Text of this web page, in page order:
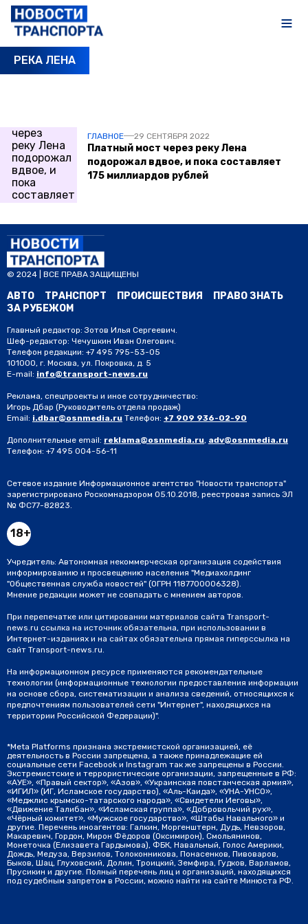
РЕКА ЛЕНА
ГЛАВНОЕ 29 СЕНТЯБРЯ 2022
Платный мост через реку Лена
подорожал вдвое, и пока составляет
175 миллиардов рублей
© 2024 | ВСЕ ПРАВА ЗАЩИЩЕНЫ
АВТО ТРАНСПОРТ ПРОИСШЕСТВИЯ
ПРАВО ЗНАТЬ
ЗА РУБЕЖОМ
Главный редактор: Зотов Илья Сергеевич.
Шеф-редактор: Чечушкин Иван Олегович.
Телефон редакции: +7 495 795-53-05
101000, г. Москва, ул. Покровка, д. 5
E-mail: info@transport-news.ru
Реклама, спецпроекты и иное сотрудничество:
Игорь Дбар (Руководитель отдела продаж)
Email: i.dbar@osnmedia.ru Телефон: +7 909 936-02-90
Дополнительные email: reklama@osnmedia.ru, adv@osnmedia.ru
Телефон: +7 495 004-56-11
Сетевое издание Информационное агентство "Новости транспорта"
зарегистрировано Роскомнадзором 05.10.2018, реестровая запись ЭЛ
№ ФС77-82823.
18+
Учредитель: Автономная некоммерческая организация содействия
информированию и просвещению населения "Медиахолдинг
"Общественная служба новостей" (ОГРН 1187700006328).
Мнение редакции может не совпадать с мнением авторов.
При перепечатке или цитировании материалов сайта Transport-
news.ru ссылка на источник обязательна, при использовании в
Интернет-изданиях и на сайтах обязательна прямая гиперссылка на
сайт Transport-news.ru.
На информационном ресурсе применяются рекомендательные
технологии (информационные технологии предоставления информации
на основе сбора, систематизации и анализа сведений, относящихся к
предпочтениям пользователей сети "Интернет", находящихся на
территории Российской Федерации)".
*Meta Platforms признана экстремистской организацией, её
деятельность в России запрещена, а также принадлежащие ей
социальные сети Facebook и Instagram так же запрещены в России.
Экстремистские и террористические организации, запрещенные в РФ:
«АУЕ», «Правый сектор», «Азов», «Украинская повстанческая армия»,
«ИГИЛ» (ИГ, Исламское государство), «Аль-Каида», «УНА-УНСО»,
«Меджлис крымско-татарского народа», «Свидетели Иеговы»,
«Движение Талибан», «Исламская группа», «Добровольчий рух»,
«Чёрный комитет», «Мужское государство», «Штабы Навального» и
другие. Перечень иноагентов: Галкин, Моргенштерн, Дудь, Невзоров,
Макаревич, Гордон, Мирон Фёдоров (Оксимирон), Смольянинов,
Монеточка (Елизавета Гардымова), ФБК, Навальный, Голос Америки,
Дождь, Медуза, Верзилов, Толоконникова, Понасенков, Пивоваров,
Быков, Шац, Глуховский, Долин, Троицкий, Земфира, Гудков, Варламов,
Прусикин и другие. Полный перечень лиц и организаций, находящихся
под судебным запретом в России, можно найти на сайте Минюста РФ.